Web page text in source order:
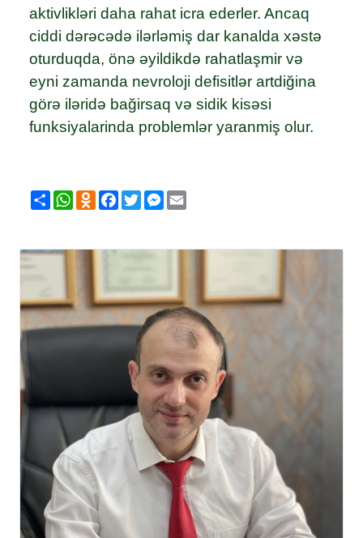
aktivlikləri daha rahat icra ederler. Ancaq
ciddi dərəcədə ilərləmiş dar kanalda xəstə
oturduqda, önə əyildikdə rahatlaşmir və
eyni zamanda nevroloji defisitlər artdiğina
görə iləridə bağirsaq və sidik kisəsi
funksiyalarinda problemlər yaranmiş olur.
ShareWhatsApp
Odnoklassniki
Facebook
TwitterMessenger